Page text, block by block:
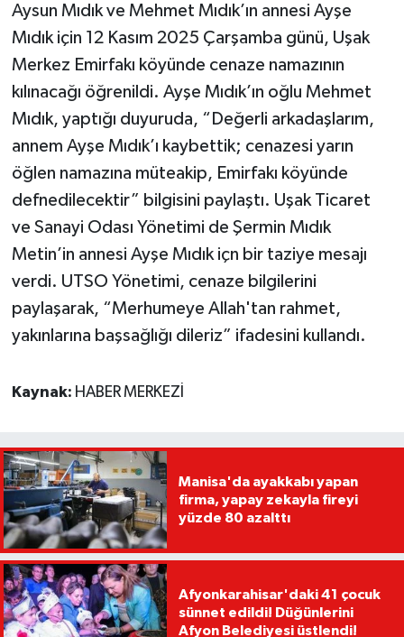
Aysun Mıdık ve Mehmet Mıdık’ın annesi Ayşe
Mıdık için 12 Kasım 2025 Çarşamba günü, Uşak
Merkez Emirfakı köyünde cenaze namazının
kılınacağı öğrenildi. Ayşe Mıdık’ın oğlu Mehmet
Mıdık, yaptığı duyuruda, “Değerli arkadaşlarım,
annem Ayşe Mıdık’ı kaybettik; cenazesi yarın
öğlen namazına müteakip, Emirfakı köyünde
defnedilecektir” bilgisini paylaştı. Uşak Ticaret
ve Sanayi Odası Yönetimi de Şermin Mıdık
Metin’in annesi Ayşe Mıdık içn bir taziye mesajı
verdi. UTSO Yönetimi, cenaze bilgilerini
paylaşarak, “Merhumeye Allah'tan rahmet,
yakınlarına başsağlığı dileriz” ifadesini kullandı.
Kaynak: HABER MERKEZİ
Manisa'da ayakkabı yapan
firma, yapay zekayla fireyi
yüzde 80 azalttı
Afyonkarahisar'daki 41 çocuk
sünnet edildi! Düğünlerini
Afyon Belediyesi üstlendi!